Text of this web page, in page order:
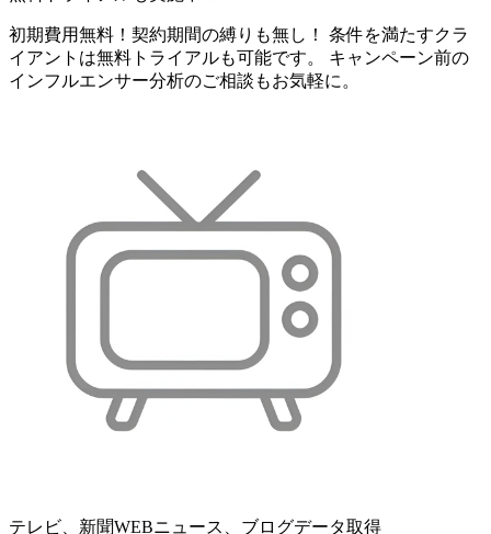
初期費用無料！契約期間の縛りも無し！ 条件を満たすクラ
イアントは無料トライアルも可能です。 キャンペーン前の
インフルエンサー分析のご相談もお気軽に。
テレビ、新聞WEBニュース、ブログデータ取得